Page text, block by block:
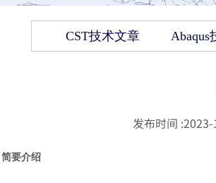
CST技术文章 Abaqus
发布时间 :
简要介绍